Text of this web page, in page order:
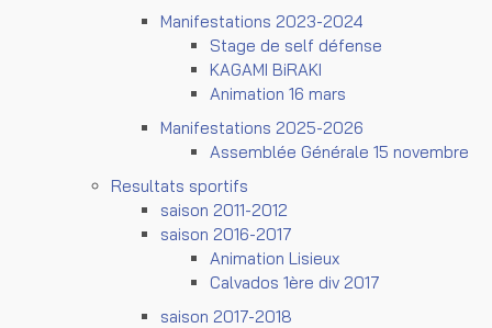
Manifestations 2023-2024
Stage de self défense
KAGAMI BiRAKI
Animation 16 mars
Manifestations 2025-2026
Assemblée Générale 15 novembre
Resultats sportifs
saison 2011-2012
saison 2016-2017
Animation Lisieux
Calvados 1ère div 2017
saison 2017-2018